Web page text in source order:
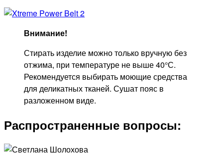
Внимание!
Стирать изделие можно только вручную без
отжима, при температуре не выше 40°С.
Рекомендуется выбирать моющие средства
для деликатных тканей. Сушат пояс в
разложенном виде.
Распространенные вопросы: